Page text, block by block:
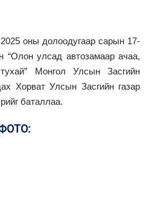
оны долоодугаар сарын 17-
“Олон улсад автозамаар ачаа,
Монгол Улсын Засгийн
Хорват Улсын Засгийн газар
баталлаа.